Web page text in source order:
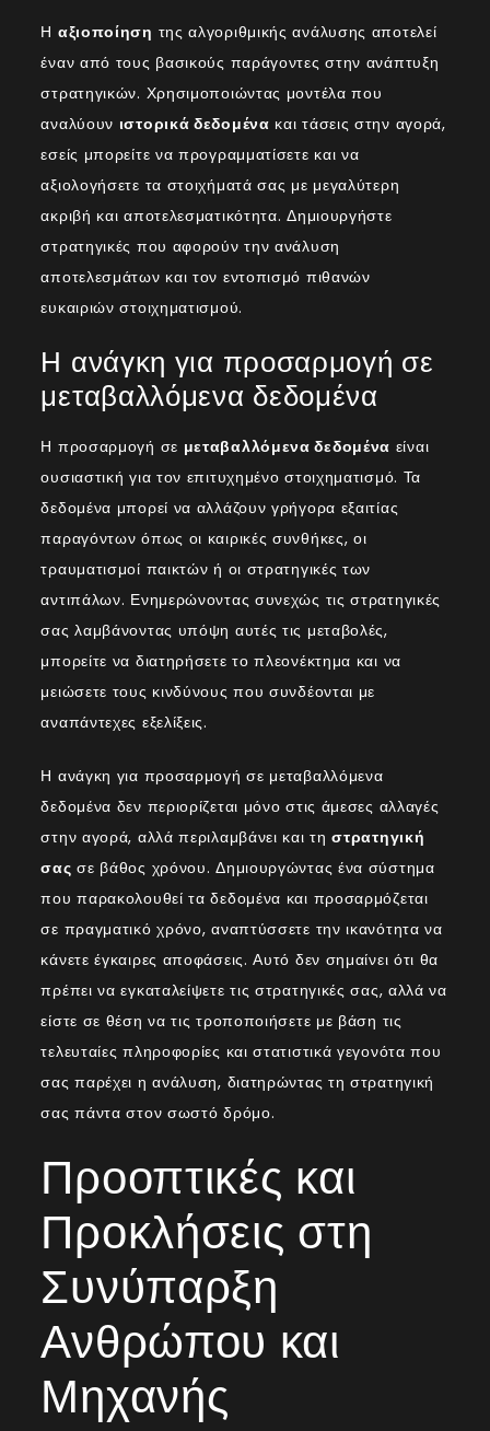
Η αξιοποίηση της αλγοριθμικής ανάλυσης αποτελεί
έναν από τους βασικούς παράγοντες στην ανάπτυξη
στρατηγικών. Χρησιμοποιώντας μοντέλα που
αναλύουν ιστορικά δεδομένα και τάσεις στην αγορά,
εσείς μπορείτε να προγραμματίσετε και να
αξιολογήσετε τα στοιχήματά σας με μεγαλύτερη
ακριβή και αποτελεσματικότητα. Δημιουργήστε
στρατηγικές που αφορούν την ανάλυση
αποτελεσμάτων και τον εντοπισμό πιθανών
ευκαιριών στοιχηματισμού.
Η ανάγκη για προσαρμογή σε
μεταβαλλόμενα δεδομένα
Η προσαρμογή σε μεταβαλλόμενα δεδομένα είναι
ουσιαστική για τον επιτυχημένο στοιχηματισμό. Τα
δεδομένα μπορεί να αλλάζουν γρήγορα εξαιτίας
παραγόντων όπως οι καιρικές συνθήκες, οι
τραυματισμοί παικτών ή οι στρατηγικές των
αντιπάλων. Ενημερώνοντας συνεχώς τις στρατηγικές
σας λαμβάνοντας υπόψη αυτές τις μεταβολές,
μπορείτε να διατηρήσετε το πλεονέκτημα και να
μειώσετε τους κινδύνους που συνδέονται με
αναπάντεχες εξελίξεις.
Η ανάγκη για προσαρμογή σε μεταβαλλόμενα
δεδομένα δεν περιορίζεται μόνο στις άμεσες αλλαγές
στην αγορά, αλλά περιλαμβάνει και τηστρατηγική
σας σε βάθος χρόνου. Δημιουργώντας ένα σύστημα
που παρακολουθεί τα δεδομένα και προσαρμόζεται
σε πραγματικό χρόνο, αναπτύσσετε την ικανότητα να
κάνετε έγκαιρες αποφάσεις. Αυτό δεν σημαίνει ότι θα
πρέπει να εγκαταλείψετε τις στρατηγικές σας, αλλά να
είστε σε θέση να τις τροποποιήσετε με βάση τις
τελευταίες πληροφορίες και στατιστικά γεγονότα που
σας παρέχει η ανάλυση, διατηρώντας τη στρατηγική
σας πάντα στον σωστό δρόμο.
Προοπτικές και
Προκλήσεις στη
Συνύπαρξη
Ανθρώπου και
Μηχανής